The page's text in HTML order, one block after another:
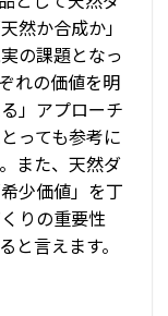
然か合成か」
の課題となっ
れの価値を明
」アプローチ
っても参考に
また、天然ダ
少価値」を丁
りの重要性
と言えます。